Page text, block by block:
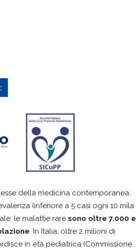
della medicina contemporanea.
(inferiore a 5 casi ogni 10 mila
le malattie rare sono oltre 7.000 e
. In Italia, oltre 2 milioni di
in età pediatrica (Commissione